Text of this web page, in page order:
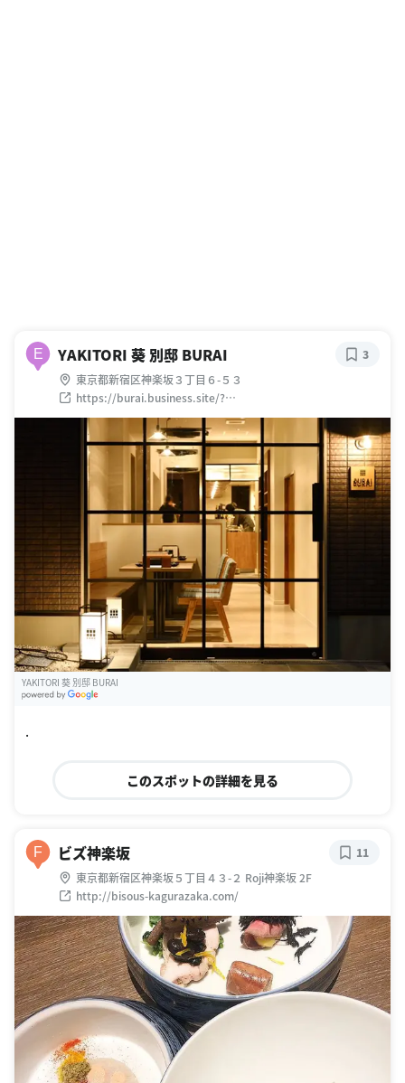
E YAKITORI 葵 別邸 BURAI
東京都新宿区神楽坂３丁目６-５３
https://burai.business.site/?
utm_source=gmb&utm_medium=referral
3
YAKITORI 葵 別邸 BURAI
.
このスポットの詳細を見る
F ビズ神楽坂
東京都新宿区神楽坂５丁目４３-２ Roji神楽坂 2F
http://bisous-kagurazaka.com/
11